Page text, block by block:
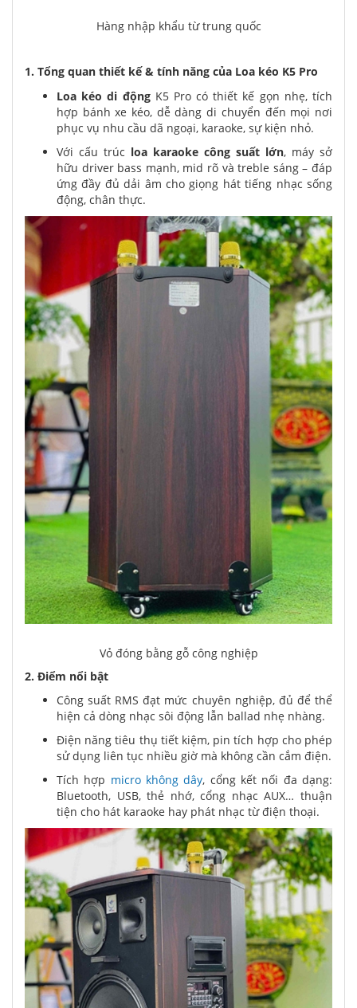
Hàng nhập khẩu từ trung quốc
1. Tổng quan thiết kế & tính năng của Loa kéo K5 Pro
Loa kéo di độngK5 Pro có thiết kế gọn nhẹ, tích
hợp bánh xe kéo, dễ dàng di chuyển đến mọi nơi
phục vụ nhu cầu dã ngoại, karaoke, sự kiện nhỏ.
Với cấu trúc loa karaoke công suất lớn, máy sở
hữu driver bass mạnh, mid rõ và treble sáng – đáp
ứng đầy đủ dải âm cho giọng hát tiếng nhạc sống
động, chân thực.
Vỏ đóng bằng gỗ công nghiệp
2. Điểm nổi bật
Công suất RMS đạt mức chuyên nghiệp, đủ để thể
hiện cả dòng nhạc sôi động lẫn ballad nhẹ nhàng.
Điện năng tiêu thụ tiết kiệm, pin tích hợp cho phép
sử dụng liên tục nhiều giờ mà không cần cắm điện.
Tích hợp micro không dây, cổng kết nối đa dạng:
Bluetooth, USB, thẻ nhớ, cổng nhạc AUX… thuận
tiện cho hát karaoke hay phát nhạc từ điện thoại.